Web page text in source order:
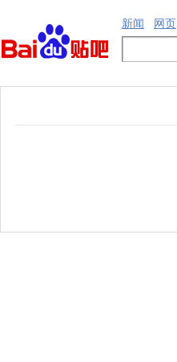
新闻 网页